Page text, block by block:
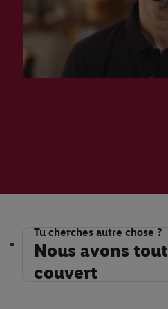
Tu cherches autre chose ?
Nous avons tout
couvert
Nous avons tout couvert